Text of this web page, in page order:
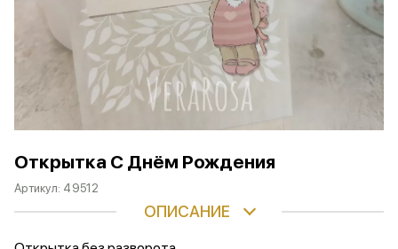
Открытка С Днём Рождения
Артикул: 49512
ОПИСАНИЕ